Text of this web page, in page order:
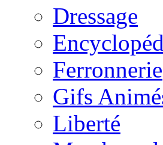
Dressage
Ferronnerie
Gifs
Liberté